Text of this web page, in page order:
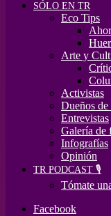
SÓLO EN TR
Eco Tips
Arte y
Activistas
Dueños
Entrevistas
Galería de
Infografías
Opinión
TR PODCAST 🎙️
Tómate
Facebook